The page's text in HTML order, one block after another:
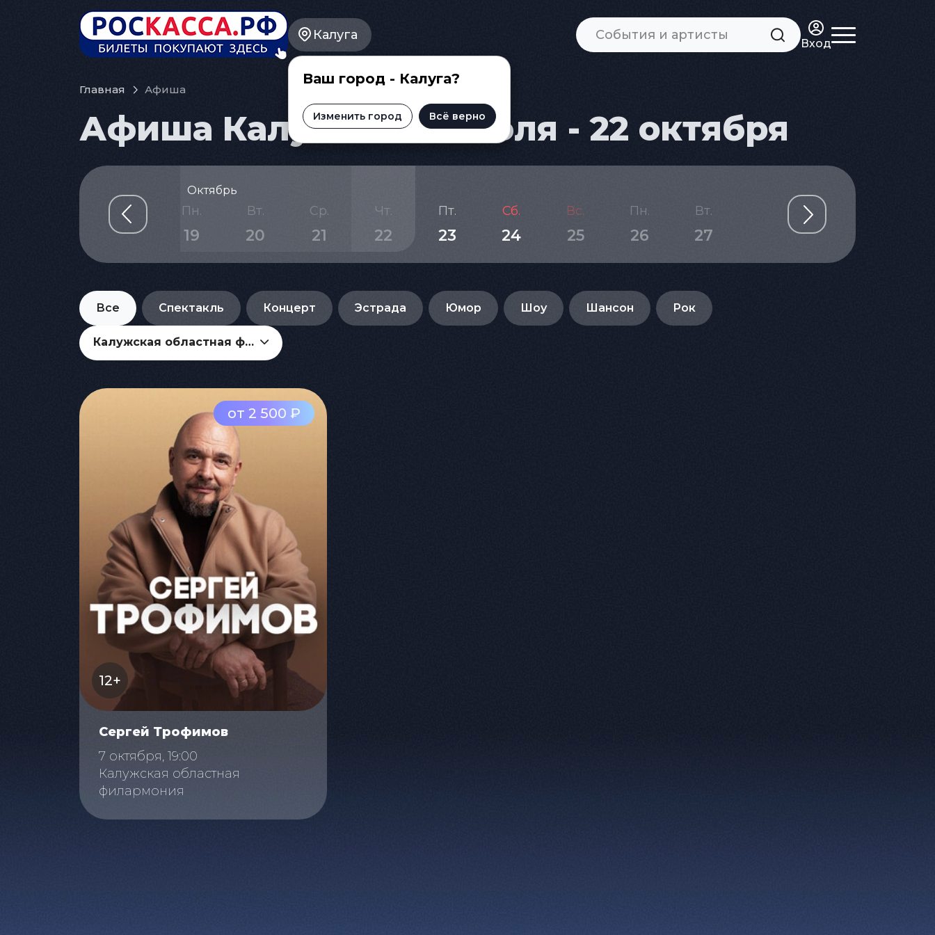
Калуга
Ваш город - Калуга?
Изменить город Всё верно
Вход
Главная Афиша
Афиша Калуги на 31 июля - 22 октября
Октябрь
Вс.
18
Пн.
19
Вт.
20
Ср.
21
Чт.
22
Пт.
23
Сб.
24
Вс.
25
Пн.
26
Вт.
27
Чт.
29
Все Спектакль Концерт Эстрада Юмор Шоу Шансон Рок
Калужская областная филармония
от 2 500 ₽
12+
Сергей Трофимов
7 октября, 19:00
Калужская областная
филармония